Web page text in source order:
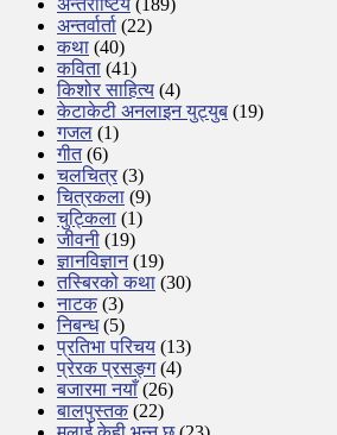
अन्तर्वार्ता (22)
कथा (40)
कविता (41)
किशोर साहित्य (4)
केटाकेटी अनलाइन युट्युब (19)
गजल (1)
गीत(6)
चलचित्र (3)
चित्रकला (9)
चुट्किला (1)
जीवनी (19)
ज्ञानविज्ञान(19)
तस्बिरको कथा (30)
नाटक(3)
निबन्ध(5)
प्रतिभा परिचय (13)
प्रेरक प्रसङ्ग(4)
बजारमा नयाँ(26)
बालपुस्तक(22)